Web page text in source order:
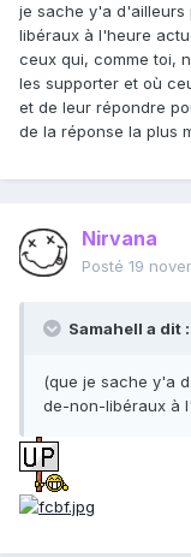
je sache y'a
libéraux à l'heure
ceux qui, comme toi,
les supporter et où
et de leur répondre
de la réponse la plus
Nirvana
Posté 19
Samahell a dit :
(que je sache y'a
de-non-libéraux à